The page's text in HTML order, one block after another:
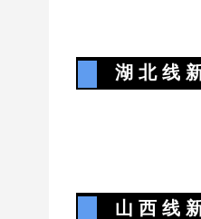
湖 北 线
山 西 线